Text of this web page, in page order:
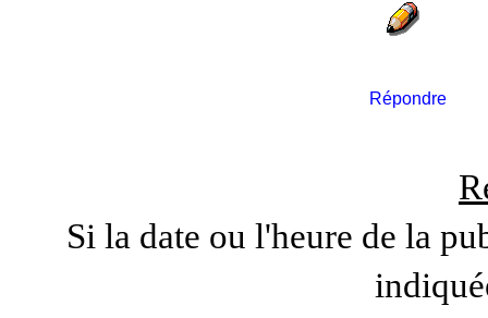
Répondre
Si la date ou l'heure de la